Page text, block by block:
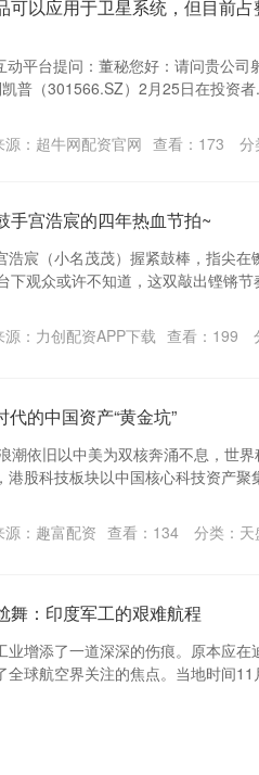
可以应用于卫星系统，但目前
平台提问：董秘您好：请问贵公司
普（301566.SZ）2月25日在投资者
源：超牛网配资官网 查看： 173 分
手宫浩宸的四年热血节拍~
宸（小名茂茂）握紧鼓棒，指尖在
下观众或许不知道，这双敲出铿锵节
源：力创配资APP下载 查看： 199
的中国资产“黄金坑”
潮依旧以中美为双核奔涌不息，世
股科技板块以中国核心科技资产聚
源：趣富配资 查看： 134 分类：
舞：印度军工的艰难航程
增添了一道深深的伤痕。原本应在
全球航空界关注的焦点。当地时间